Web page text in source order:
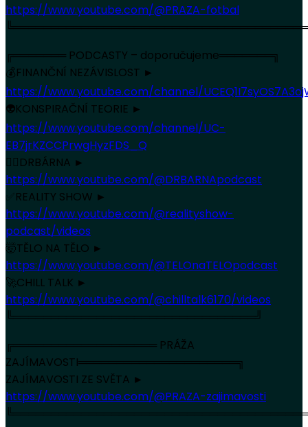
https://www.youtube.com/@PRAZA-fotbal
╔═══════ PODCASTY – doporučujeme═══════╗
💰FINANČNÍ NEZÁVISLOST ►
https://www.youtube.com/channel/
👽KONSPIRAČNÍ TEORIE ►
https://www.youtube.com/channel/UC-
EB7jrKZCCPrwgHyzFDS_Q
🏳️‍🌈DRBÁRNA ►
https://www.youtube.com/@DRBARNApodcast
✅REALITY SHOW ►
https://www.youtube.com/@realityshow-
podcast/videos
🤯TĚLO NA TĚLO ►
https://www.youtube.com/@TELOnaTELOpodcast
🚀CHILL TALK ►
https://www.youtube.com/@chilltalk6170/videos
╚════════════════════════════════╝
╔═══════════════════ PRÁŽA
ZAJÍMAVOSTI═════════════════════╗
ZAJÍMAVOSTI ZE SVĚTA ►
https://www.youtube.com/@PRAZA-zajimavosti